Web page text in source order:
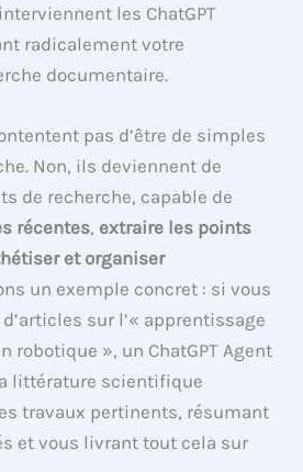
les ChatGPT
radicalement votre
documentaire.
pas d’être de simples
Non, ils deviennent de
de recherche, capable de
récentes, extraire les points
et organiser
un exemple concret : si vous
sur l’« apprentissage
robotique », un ChatGPT Agent
littérature scientifique
travaux pertinents, résumant
et vous livrant tout cela sur